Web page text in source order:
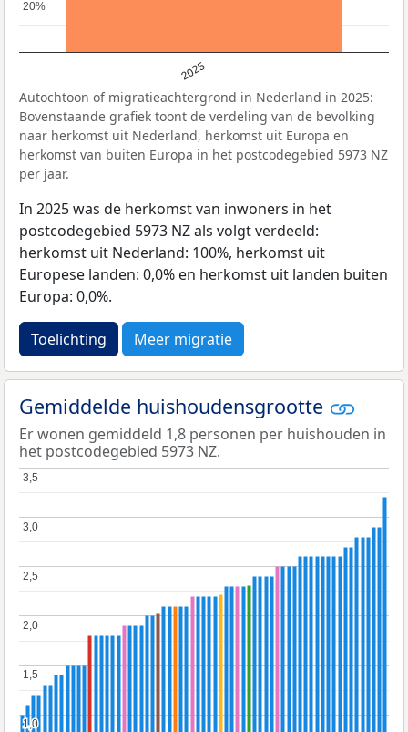
2025
20%
20%
Autochtoon of migratieachtergrond in Nederland in 2025:
Bovenstaande grafiek toont de verdeling van de bevolking
naar herkomst uit Nederland, herkomst uit Europa en
herkomst van buiten Europa in het postcodegebied 5973 NZ
per jaar.
In 2025 was de herkomst van inwoners in het
postcodegebied 5973 NZ als volgt verdeeld:
herkomst uit Nederland: 100%, herkomst uit
Europese landen: 0,0% en herkomst uit landen buiten
Europa: 0,0%.
Toelichting Meer migratie
Gemiddelde huishoudensgrootte
Er wonen gemiddeld 1,8 personen per huishouden in
het postcodegebied 5973 NZ.
1,0
1,0
1,5
1,5
2,0
2,0
2,5
2,5
3,0
3,0
3,5
3,5